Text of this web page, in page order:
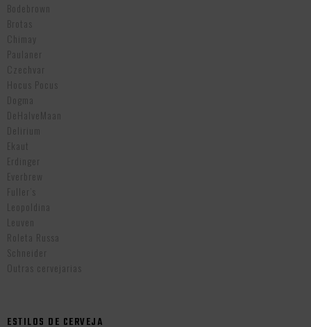
Bodebrown
Brotas
Chimay
Paulaner
Czechvar
Hocus Pocus
Dogma
DeHalveMaan
Delirium
Ekaut
Erdinger
Everbrew
Fuller’s
Leopoldina
Leuven
Roleta Russa
Schneider
Outras cervejarias
ESTILOS DE CERVEJA